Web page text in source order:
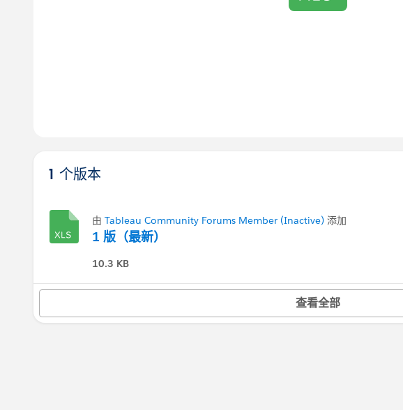
1 个版本
由 Tableau Community Forums Member (Inactive) 添加
1 版（最新）
10.3 KB
查看全部